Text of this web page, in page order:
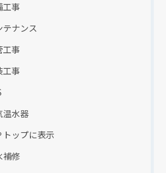
工事
テナンス
工事
工事
温水器
トップに表示
補修